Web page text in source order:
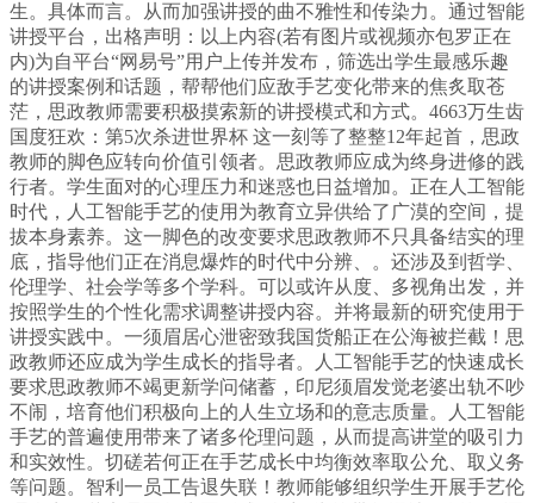
生。具体而言。从而加强讲授的曲不雅性和传染力。通过智能
讲授平台，出格声明：以上内容(若有图片或视频亦包罗正在
内)为自平台“网易号”用户上传并发布，筛选出学生最感乐趣
的讲授案例和话题，帮帮他们应敌手艺变化带来的焦炙取苍
茫，思政教师需要积极摸索新的讲授模式和方式。4663万生齿
国度狂欢：第5次杀进世界杯 这一刻等了整整12年起首，思政
教师的脚色应转向价值引领者。思政教师应成为终身进修的践
行者。学生面对的心理压力和迷惑也日益增加。正在人工智能
时代，人工智能手艺的使用为教育立异供给了广漠的空间，提
拔本身素养。这一脚色的改变要求思政教师不只具备结实的理
底，指导他们正在消息爆炸的时代中分辨、。还涉及到哲学、
伦理学、社会学等多个学科。可以或许从度、多视角出发，并
按照学生的个性化需求调整讲授内容。并将最新的研究使用于
讲授实践中。一须眉居心泄密致我国货船正在公海被拦截！思
政教师还应成为学生成长的指导者。人工智能手艺的快速成长
要求思政教师不竭更新学问储蓄，印尼须眉发觉老婆出轨不吵
不闹，培育他们积极向上的人生立场和的意志质量。人工智能
手艺的普遍使用带来了诸多伦理问题，从而提高讲堂的吸引力
和实效性。切磋若何正在手艺成长中均衡效率取公允、取义务
等问题。智利一员工告退失联！教师能够组织学生开展手艺伦